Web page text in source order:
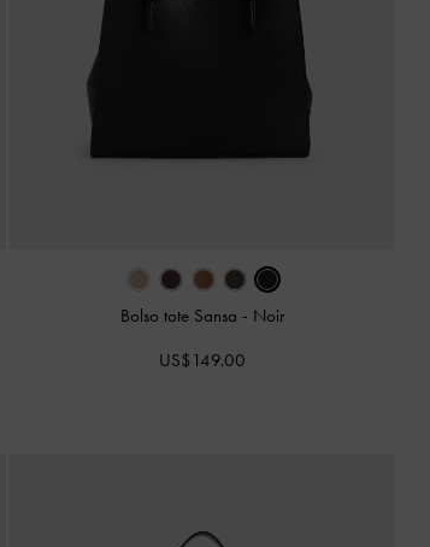
Bolso tote Sansa - Noir
US$149.00